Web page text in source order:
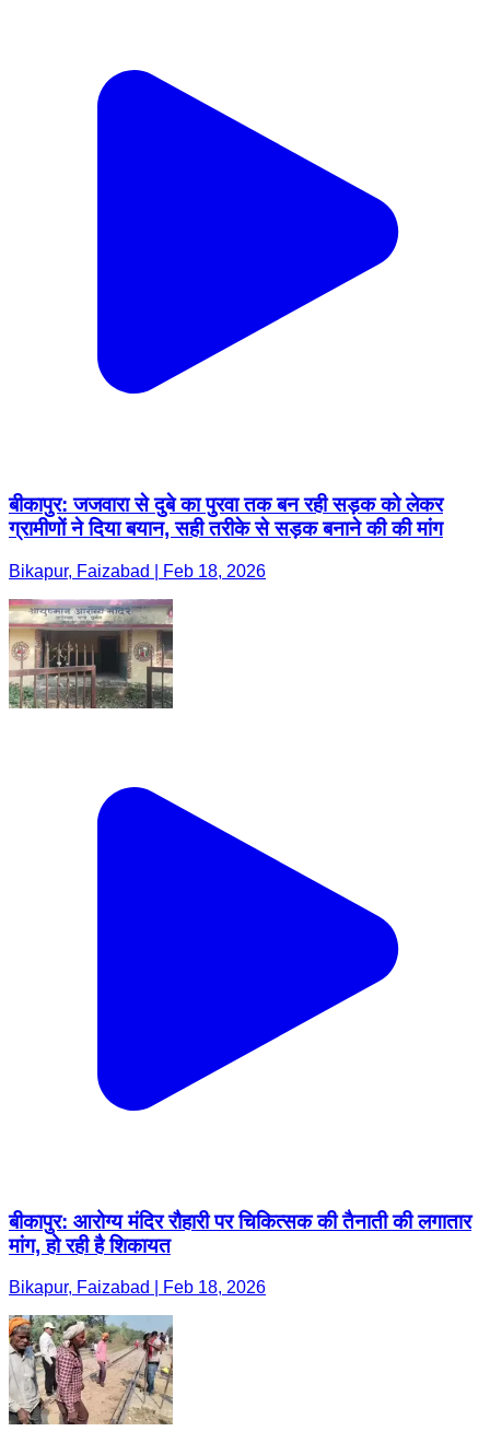
बीकापुर: जजवारा से दुबे का पुरवा तक बन रही सड़क को लेकर
ग्रामीणों ने दिया बयान, सही तरीके से सड़क बनाने की की मांग
Bikapur, Faizabad | Feb 18, 2026
बीकापुर: आरोग्य मंदिर रौहारी पर चिकित्सक की तैनाती की लगातार
मांग, हो रही है शिकायत
Bikapur, Faizabad | Feb 18, 2026